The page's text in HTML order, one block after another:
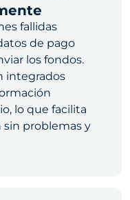
fallidas
de pago
los fondos.
integrados
lo que facilita
sin problemas y